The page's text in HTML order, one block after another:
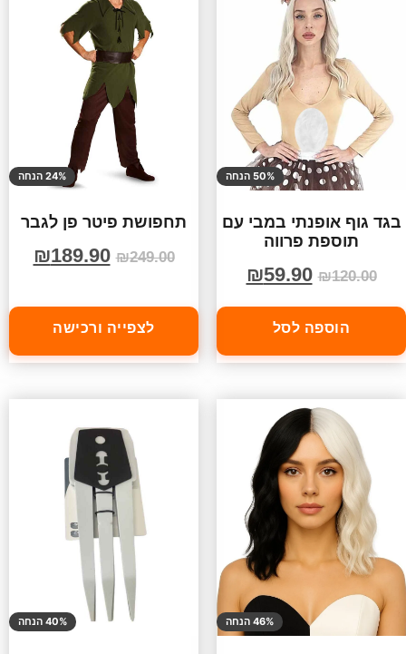
50% הנחה
בגד גוף אופנתי במבי עם
תוספת פרווה
₪120.00
₪59.90
הוספה לסל
24% הנחה
תחפושת פיטר פן לגבר
₪249.00
₪189.90
לצפייה ורכישה
46% הנחה 40% הנחה